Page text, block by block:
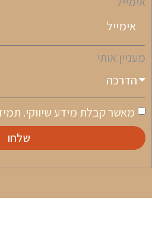
מעניין אותי
מאשר קבלת מידע שיווקי.
שלחו